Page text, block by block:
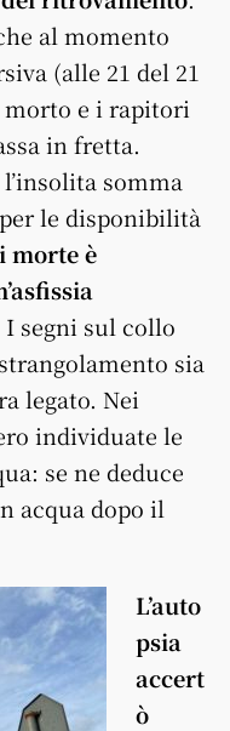
al momento
(alle 21 del 21
morto e i rapitori
in fretta.
somma
le disponibilità
morte è
segni sul collo
sia
legato. Nei
individuate le
se ne deduce
acqua dopo il
L’auto
psia
accert
ò